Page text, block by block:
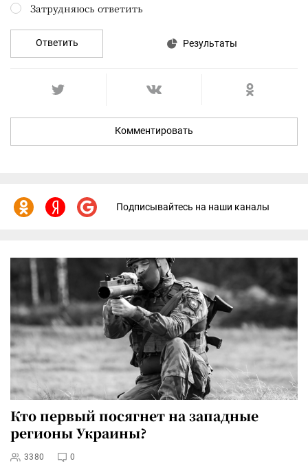
Затрудняюсь ответить
Ответить Результаты
Комментировать
Подписывайтесь на наши каналы
Кто первый посягнет на западные
регионы Украины?
3380 0